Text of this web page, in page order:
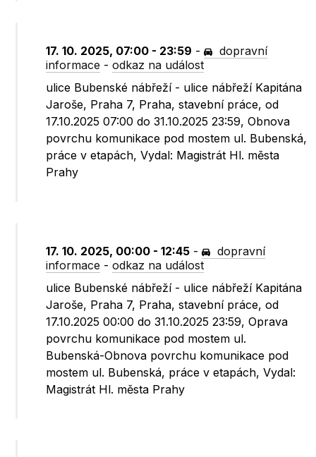
17. 10. 2025, 07:00 - 23:59 -
dopravní
informace -odkaz na událost
ulice Bubenské nábřeží - ulice nábřeží Kapitána
Jaroše, Praha 7, Praha, stavební práce, od
17.10.2025 07:00 do 31.10.2025 23:59, Obnova
povrchu komunikace pod mostem ul. Bubenská,
práce v etapách, Vydal: Magistrát Hl. města
Prahy
17. 10. 2025, 00:00 - 12:45 -
dopravní
informace -odkaz na událost
ulice Bubenské nábřeží - ulice nábřeží Kapitána
Jaroše, Praha 7, Praha, stavební práce, od
17.10.2025 00:00 do 31.10.2025 23:59, Oprava
povrchu komunikace pod mostem ul.
Bubenská-Obnova povrchu komunikace pod
mostem ul. Bubenská, práce v etapách, Vydal:
Magistrát Hl. města Prahy